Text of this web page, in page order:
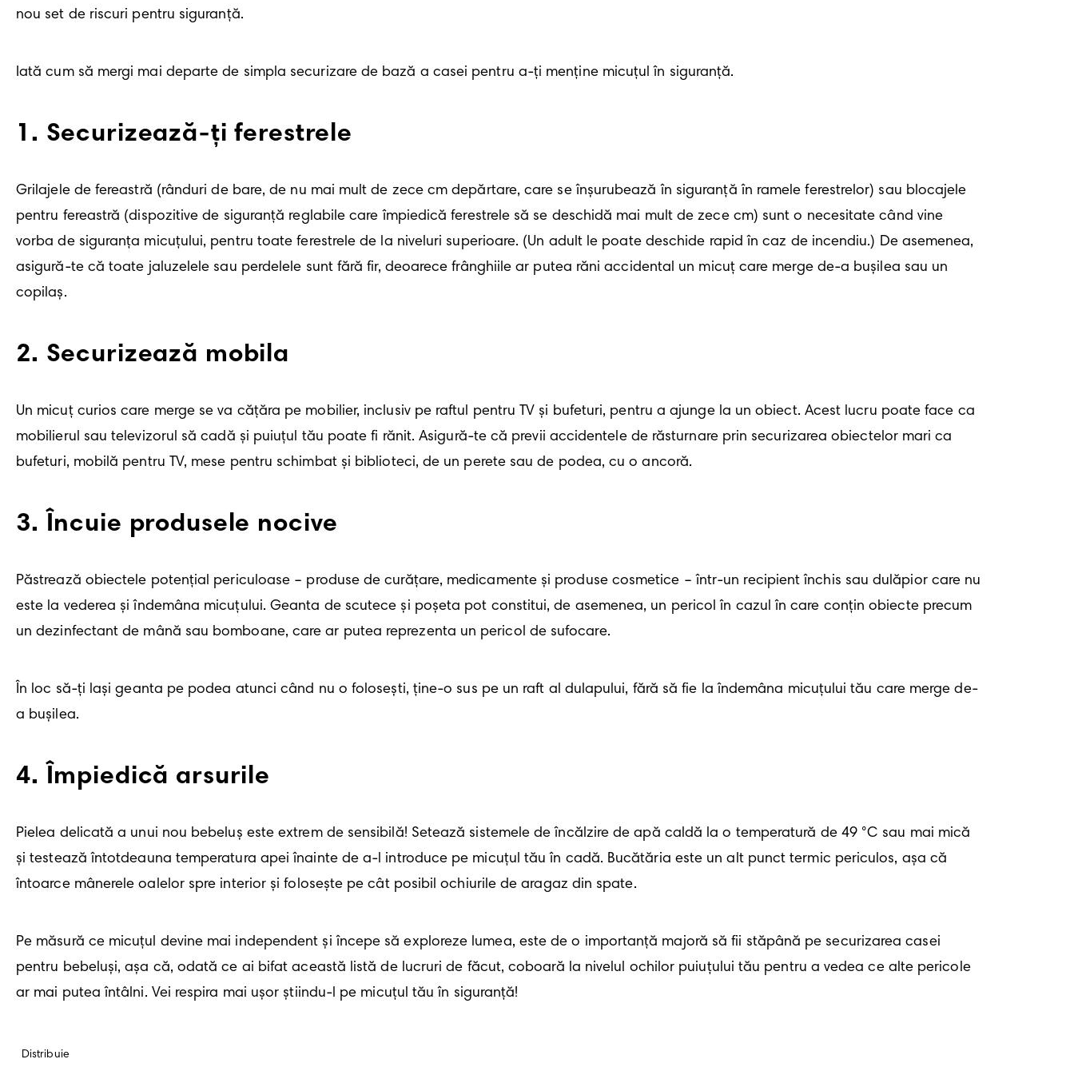
nou set de riscuri pentru siguranță.
Iată cum să mergi mai departe de simpla securizare de bază a casei pentru a-ți menține micuțul în siguranță.
1 . Securizează-ți ferestrele
Grilajele de fereastră (rânduri de bare, de nu mai mult de zece cm depărtare, care se înșurubează în siguranță în ramele ferestrelor) sau blocajele
pentru fereastră (dispozitive de siguranță reglabile care împiedică ferestrele să se deschidă mai mult de zece cm) sunt o necesitate când vine
vorba de siguranța micuțului, pentru toate ferestrele de la niveluri superioare. (Un adult le poate deschide rapid în caz de incendiu.) De asemenea,
asigură-te că toate jaluzelele sau perdelele sunt fără fir, deoarece frânghiile ar putea răni accidental un micuț care merge de-a bușilea sau un
copilaș.
2. Securizează mobila
Un micuț curios care merge se va cățăra pe mobilier, inclusiv pe raftul pentru TV și bufeturi, pentru a ajunge la un obiect. Acest lucru poate face ca
mobilierul sau televizorul să cadă și puiuțul tău poate fi rănit. Asigură-te că previi accidentele de răsturnare prin securizarea obiectelor mari ca
bufeturi, mobilă pentru TV, mese pentru schimbat și biblioteci, de un perete sau de podea, cu o ancoră.
3. Încuie produsele nocive
Păstrează obiectele potențial periculoase – produse de curățare, medicamente și produse cosmetice – într-un recipient închis sau dulăpior care nu
este la vederea și îndemâna micuțului. Geanta de scutece și poșeta pot constitui, de asemenea, un pericol în cazul în care conțin obiecte precum
un dezinfectant de mână sau bomboane, care ar putea reprezenta un pericol de sufocare.
În loc să-ți lași geanta pe podea atunci când nu o folosești, ține-o sus pe un raft al dulapului, fără să fie la îndemâna micuțului tău care merge de-
a bușilea.
4. Împiedică arsurile
Pielea delicată a unui nou bebeluş este extrem de sensibilă! Setează sistemele de încălzire de apă caldă la o temperatură de 49 °C sau mai mică
și testează întotdeauna temperatura apei înainte de a-l introduce pe micuțul tău în cadă. Bucătăria este un alt punct termic periculos, așa că
întoarce mânerele oalelor spre interior și folosește pe cât posibil ochiurile de aragaz din spate.
Pe măsură ce micuțul devine mai independent și începe să exploreze lumea, este de o importanță majoră să fii stăpână pe securizarea casei
pentru bebeluși, așa că, odată ce ai bifat această listă de lucruri de făcut, coboară la nivelul ochilor puiuțului tău pentru a vedea ce alte pericole
ar mai putea întâlni. Vei respira mai ușor știindu-l pe micuțul tău în siguranță!
Distribuie